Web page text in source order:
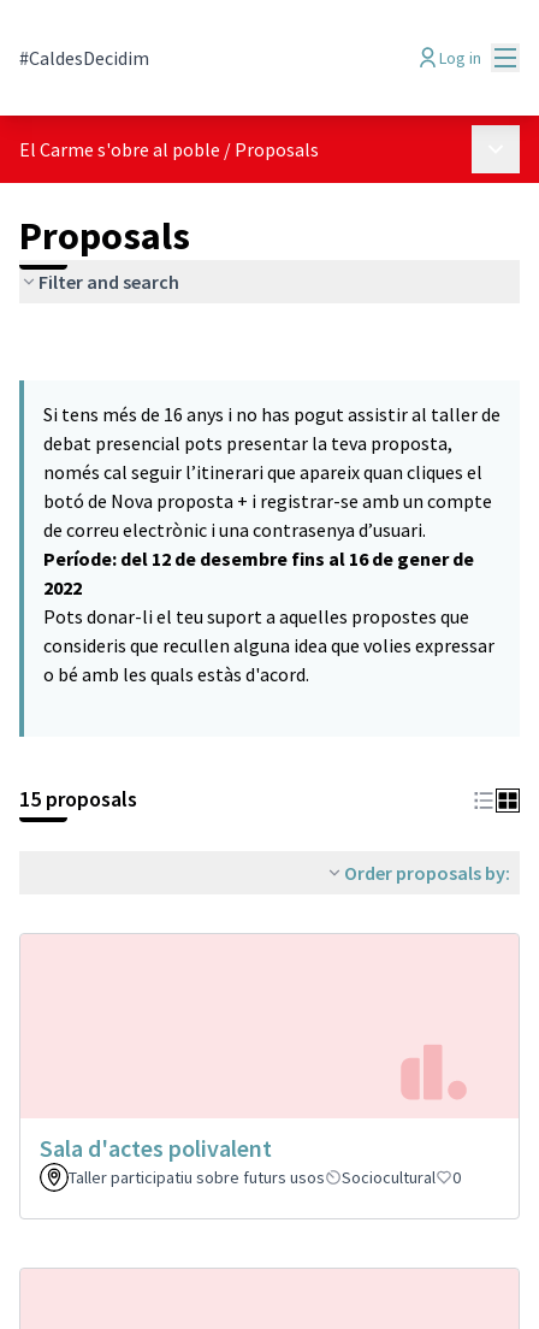
#CaldesDecidim Log in
El Carme s'obre al poble / Proposals
Proposals
Filter and search
Si tens més de 16 anys i no has pogut assistir al taller de
debat presencial pots presentar la teva proposta,
només cal seguir l’itinerari que apareix quan cliques el
botó de Nova proposta + i registrar-se amb un compte
de correu electrònic i una contrasenya d’usuari.
Període: del 12 de desembre fins al 16 de gener de
2022
Pots donar-li el teu suport a aquelles propostes que
consideris que recullen alguna idea que volies expressar
o bé amb les quals estàs d'acord.
15 proposals
Order proposals by:
Sala d'actes polivalent
Taller participatiu sobre futurs usos Sociocultural 0